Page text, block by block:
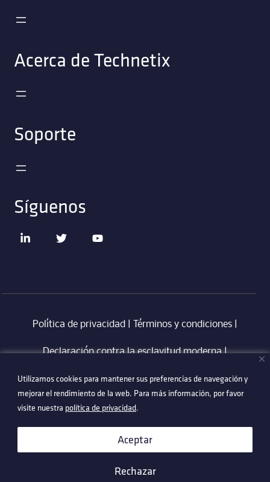
Utilizamos cookies para mantener sus preferencias de navegación y
mejorar el rendimiento de la web. Para más información, por favor
visite nuestra política de privacidad.
Rechazar
Aceptar
Utilizamos cookies para mantener sus preferencias de navegación y
mejorar el rendimiento de la web. Para más información, por favor
visite nuestra política de privacidad.
Rechazar
Aceptar
Acerca de Technetix
Soporte
Síguenos
Política de privacidad Términos y condiciones
Declaración contra la esclavitud moderna‎ |
Código de Conducta en Proveedores Technetix|
Politica Anti-Corrupció